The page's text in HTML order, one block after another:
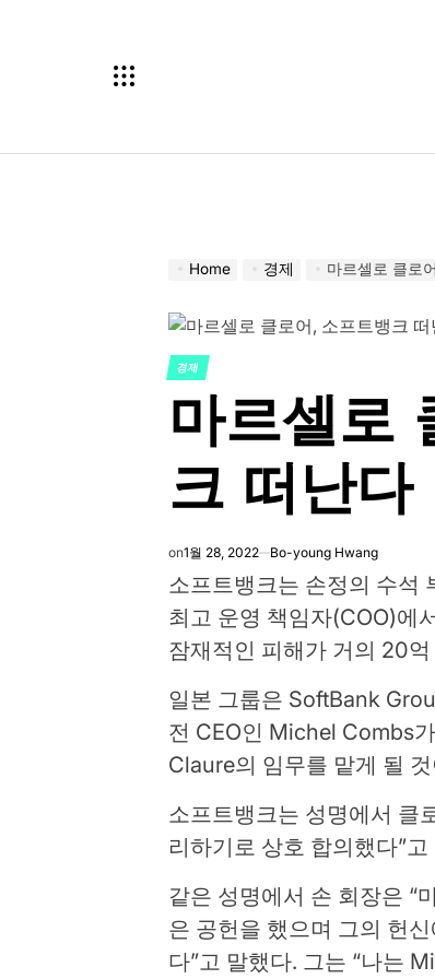
Home 경제 마르셀로 클로
POSTED
경제
마르셀로
크 떠난다
on1월 28, 2022 Bo-young Hwang
소프트뱅크는 손정의 수석
최고 운영 책임자(COO)에
잠재적인 피해가 거의 20
일본 그룹은 SoftBank
전 CEO인 Michel Combs
Claure의 임무를 맡게 될
소프트뱅크는 성명에서 클
리하기로 상호 합의했다”고
같은 성명에서 손 회장은 “
은 공헌을 했으며 그의 헌
다”고 말했다. 그는 “나는